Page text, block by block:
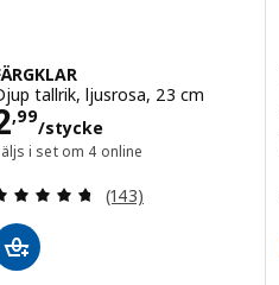
tallrik, ljusrosa, 23 cm
,99
/stycke
2,99/stycke
i set om 4 online
Recension: 4.7
(143)